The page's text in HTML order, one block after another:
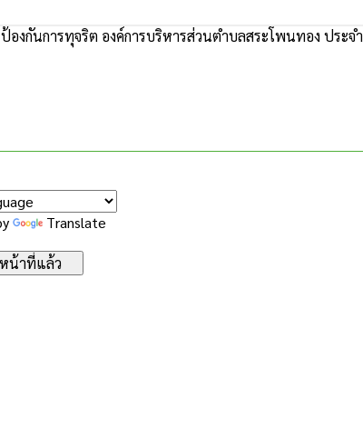
องกันการทุจริต องค์การบริหารส่วนตำบลสระโพนทอง ประจำ
Translate